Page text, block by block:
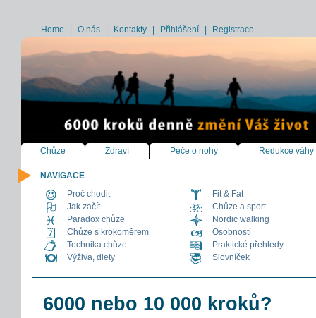
Home O nás Kontakty Přihlášení Registrace
NAVIGACE
Proč chodit
Fit & Fat
Jak začít
Chůze a sport
Paradox chůze
Nordic walking
Chůze s krokoměrem
Osobnosti
Technika chůze
Praktické přehledy
Výživa, diety
Slovníček
6000 nebo 10 000 kroků?
Chůze Zdraví Péče o nohy Redukce váhy